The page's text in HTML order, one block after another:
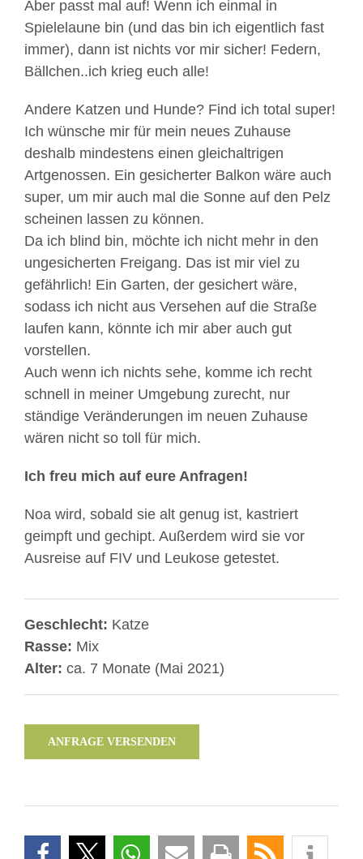
Aber passt mal auf! Wenn ich einmal in
Spielelaune bin (und das bin ich eigentlich fast
immer), dann ist nichts vor mir sicher! Federn,
Bällchen..ich krieg euch alle!
Andere Katzen und Hunde? Find ich total super!
Ich wünsche mir für mein neues Zuhause
deshalb mindestens einen gleichaltrigen
Artgenossen. Ein gesicherter Balkon wäre auch
super, um mir auch mal die Sonne auf den Pelz
scheinen lassen zu können.
Da ich blind bin, möchte ich nicht mehr in den
ungesicherten Freigang. Das ist mir viel zu
gefährlich! Ein Garten, der gesichert wäre,
sodass ich nicht aus Versehen auf die Straße
laufen kann, könnte ich mir aber auch gut
vorstellen.
Auch wenn ich nichts sehe, komme ich recht
schnell in meiner Umgebung zurecht, nur
ständige Veränderungen im neuen Zuhause
wären nicht so toll für mich.
Ich freu mich auf eure Anfragen!
Noa wird, sobald sie alt genug ist, kastriert
geimpft und gechipt. Außerdem wird sie vor
Ausreise auf FIV und Leukose getestet.
Geschlecht: Katze
Rasse: Mix
Alter: ca. 7 Monate (Mai 2021)
ANFRAGE VERSENDEN